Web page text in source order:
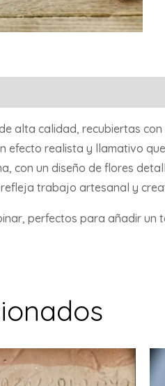
alta calidad, recubiertas
efecto realista y llamativo
con un diseño de flores
trabajo artesanal y
perfectos para añadir